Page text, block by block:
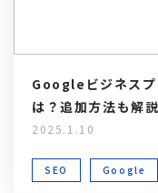
Googleビジネスプ
は？追加方法も解説
2025.1.10
SEO Google